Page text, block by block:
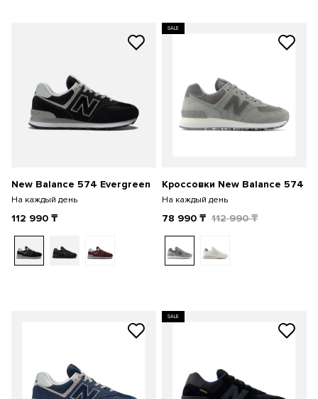
New Balance 574 Evergreen
На каждый день
112 990 ₸
SALE
Кроссовки New Balance 574
На каждый день
78 990 ₸ 112 990₸
SALE